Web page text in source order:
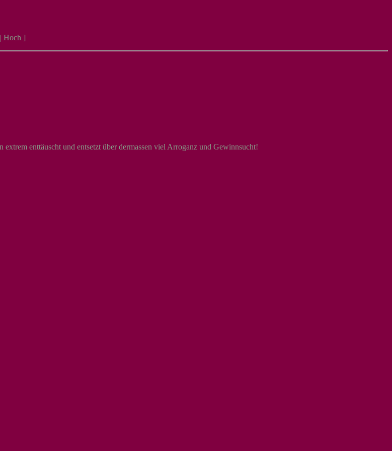
Hoch ]
enttäuscht und entsetzt über dermassen viel Arroganz und Gewinnsucht!